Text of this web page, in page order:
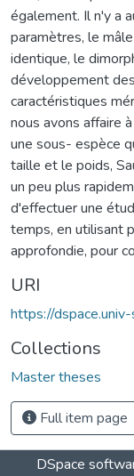
également. Il n'y a
paramètres, le
identique, le
développement
caractéristiques
nous avons affaire
une sous- espèce
taille et le poids,
un peu plus
d'effectuer une
temps, en utilisant
approfondie, pour
URI
https://
Collections
Master theses
Full item page
DSpace